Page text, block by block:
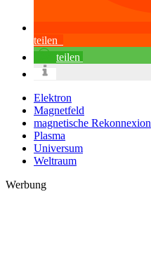
teilen
teilen
Elektron
Magnetfeld
magnetische Rekonnexion
Plasma
Universum
Weltraum
Werbung